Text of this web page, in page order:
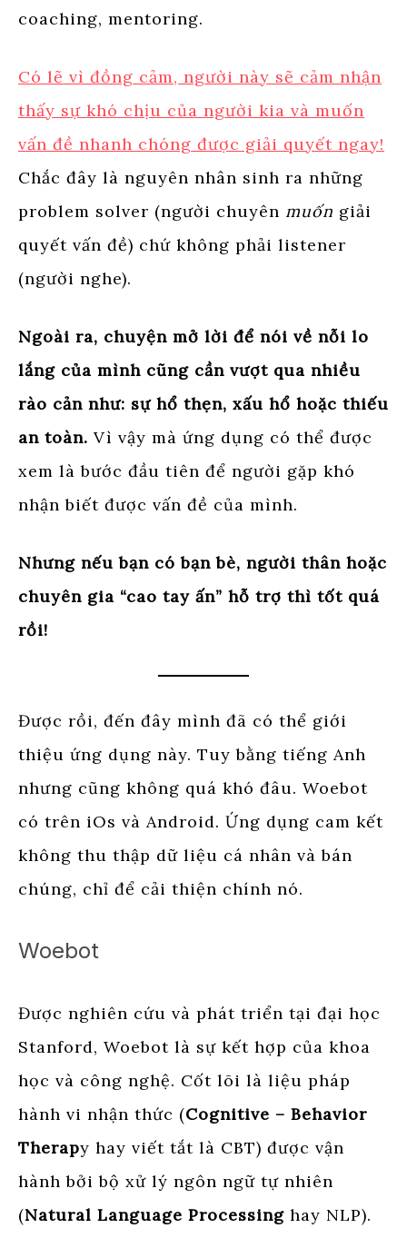
coaching, mentoring.
Có lẽ vì đồng cảm, người này sẽ cảm nhận
thấy sự khó chịu của người kia và muốn
vấn đề nhanh chóng được giải quyết ngay!
Chắc đây là nguyên nhân sinh ra những
problem solver (người chuyên muốn giải
quyết vấn đề) chứ không phải listener
(người nghe).
Ngoài ra, chuyện mở lời để nói về nỗi lo
lắng của mình cũng cần vượt qua nhiều
rào cản như: sự hổ thẹn, xấu hổ hoặc thiếu
an toàn. Vì vậy mà ứng dụng có thể được
xem là bước đầu tiên để người gặp khó
nhận biết được vấn đề của mình.
Nhưng nếu bạn có bạn bè, người thân hoặc
chuyên gia “cao tay ấn” hỗ trợ thì tốt quá
rồi!
Được rồi, đến đây mình đã có thể giới
thiệu ứng dụng này. Tuy bằng tiếng Anh
nhưng cũng không quá khó đâu. Woebot
có trên iOs và Android. Ứng dụng cam kết
không thu thập dữ liệu cá nhân và bán
chúng, chỉ để cải thiện chính nó.
Woebot
Được nghiên cứu và phát triển tại đại học
Stanford, Woebot là sự kết hợp của khoa
học và công nghệ. Cốt lõi là liệu pháp
hành vi nhận thức (Cognitive – Behavior
Therapy hay viết tắt là CBT) được vận
hành bởi bộ xử lý ngôn ngữ tự nhiên
(Natural Language Processing hay NLP).